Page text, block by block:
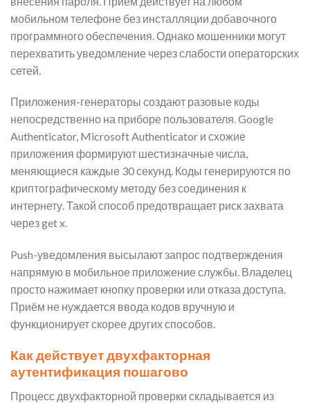
мобильном телефоне без инсталляции добавочного
программного обеспечения. Однако мошенники могут
перехватить уведомление через слабости операторских
сетей.
Приложения-генераторы создают разовые коды
непосредственно на приборе пользователя. Google
Authenticator, Microsoft Authenticator и схожие
приложения формируют шестизначные числа,
меняющиеся каждые 30 секунд. Коды генерируются по
криптографическому методу без соединения к
интернету. Такой способ предотвращает риск захвата
через get x.
Push-уведомления высылают запрос подтверждения
напрямую в мобильное приложение службы. Владелец
просто нажимает кнопку проверки или отказа доступа.
Приём не нуждается ввода кодов вручную и
функционирует скорее других способов.
Как действует двухфакторная
аутентификация пошагово
Процесс двухфакторной проверки складывается из